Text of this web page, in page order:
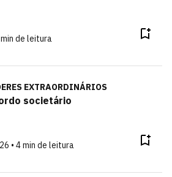
de leitura
EXTRAORDINÁRIOS
societário
• 4 min de leitura